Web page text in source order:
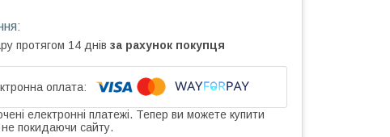
протягом 14 днів за рахунок покупця
електронні платежі. Тепер ви можете купити
покидаючи сайту.